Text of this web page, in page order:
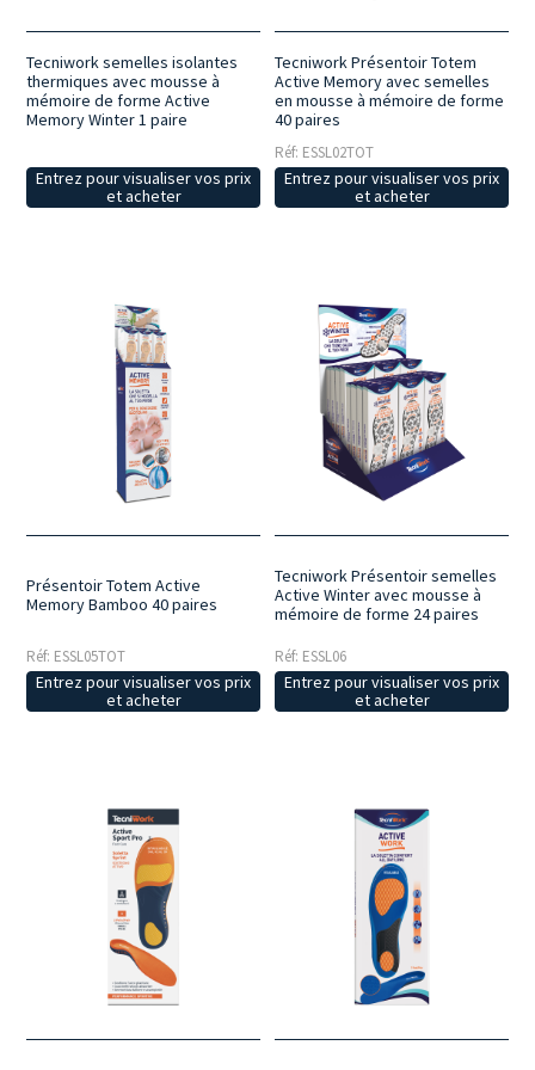
Tecniwork semelles isolantes
thermiques avec mousse à
mémoire de forme Active
Memory Winter 1 paire
Entrez pour visualiser vos prix
et acheter
Tecniwork Présentoir Totem
Active Memory avec semelles
en mousse à mémoire de forme
40 paires
Réf: ESSL02TOT
Entrez pour visualiser vos prix
et acheter
Présentoir Totem Active
Memory Bamboo 40 paires
Réf: ESSL05TOT
Entrez pour visualiser vos prix
et acheter
Tecniwork Présentoir semelles
Active Winter avec mousse à
mémoire de forme 24 paires
Réf: ESSL06
Entrez pour visualiser vos prix
et acheter